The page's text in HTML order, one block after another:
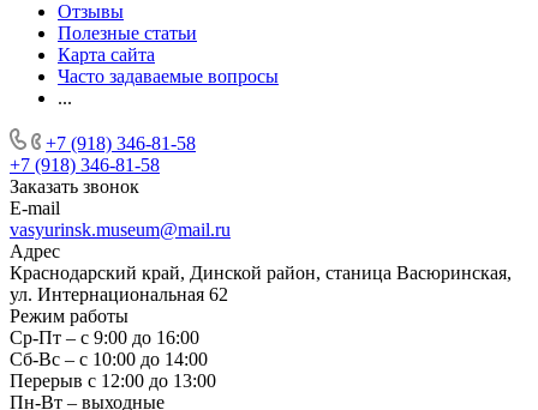
Отзывы
Полезные статьи
Карта сайта
Часто задаваемые вопросы
...
+7 (918) 346-81-58
+7 (918) 346-81-58
Заказать звонок
E-mail
vasyurinsk.museum@mail.ru
Адрес
Краснодарский край, Динской район, станица Васюринская,
ул. Интернациональная 62
Режим работы
Ср-Пт – с 9:00 до 16:00
Сб-Вс – с 10:00 до 14:00
Перерыв с 12:00 до 13:00
Пн-Вт – выходные